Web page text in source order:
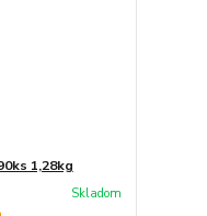
1,28kg
Skladom